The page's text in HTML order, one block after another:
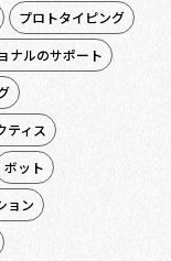
プロトタイピング
ナルのサポート
ティス
ボット
ョン